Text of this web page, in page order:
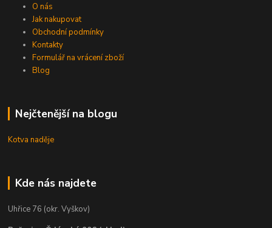
O nás
Jak nakupovat
Obchodní podmínky
Kontakty
Formulář na vrácení zboží
Blog
Nejčtenější na blogu
Kotva naděje
Kde nás najdete
Uhřice 76 (okr. Vyškov)